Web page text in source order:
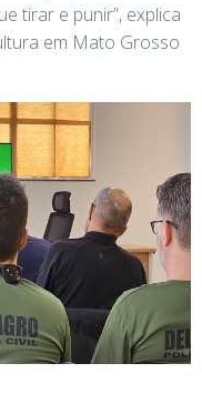
tirar e punir”, explica
em Mato Grosso